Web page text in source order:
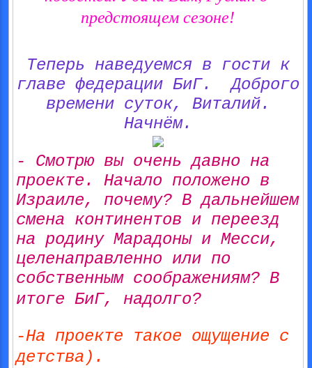
предстоящем сезоне!
Теперь наведуемся в гости к
главе федерации БиГ. Доброго
времени суток, Виталий.
Начнём.
- Смотрю вы очень давно на
проекте. Начало положено в
Израиле, почему? В дальнейшем
смена континентов и переезд
на родину Марадоны и Месси,
целенаправленно или по
собственным соображениям? В
итоге БиГ, надолго?
-На проекте такое ощущение с
детства).